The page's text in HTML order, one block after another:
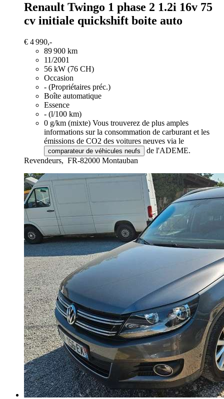
Renault Twingo 1 phase 2 1.2i 16v 75
cv initiale quickshift boite auto
€ 4 990,-
89 900 km
11/2001
56 kW (76 CH)
Occasion
- (Propriétaires préc.)
Boîte automatique
Essence
- (l/100 km)
0 g/km (mixte) Vous trouverez de plus amples
informations sur la consommation de carburant et les
émissions de CO2 des voitures neuves via le
comparateur de véhicules neufs
de l'ADEME.
Revendeurs, FR-82000 Montauban